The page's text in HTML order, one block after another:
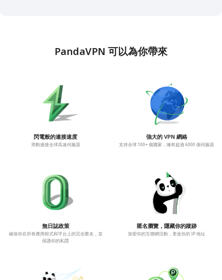
PandaVPN 可以為你帶來
閃電般的連接速度
滑動連接全球高速伺服器
強大的 VPN 網絡
支持全球 100+ 個國家，擁有超過 6000 個伺服器
無日誌政策
確保你在所有應用程式和平台上的完全匿名，並
保護你的私隱
匿名瀏覽，隱藏你的蹤跡
加密你的互聯網活動，更改你的 IP 地址